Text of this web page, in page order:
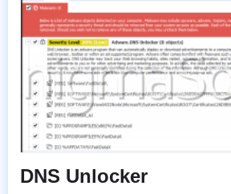
DNS Unlocker